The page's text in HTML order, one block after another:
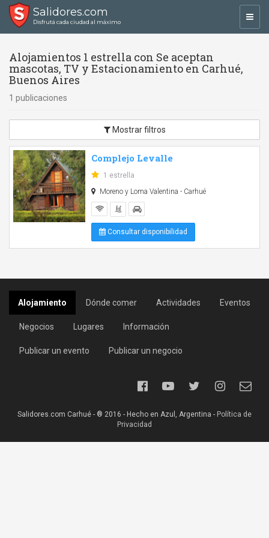
Salidores.com
Disfrutá cada ciudad al máximo
Alojamientos 1 estrella con Se aceptan
mascotas, TV y Estacionamiento en Carhué,
Buenos Aires
1 publicaciones
Mostrar filtros
Complejo Levalle
1 estrella
Moreno y Loma Valentina - Carhué
Consultar disponibilidad
Alojamiento Dónde comer Actividades Eventos
Negocios Lugares Información
Publicar un evento Publicar un negocio
Salidores.com Carhué - ® 2016 - Hecho en Azul, Argentina - Política de
Privacidad